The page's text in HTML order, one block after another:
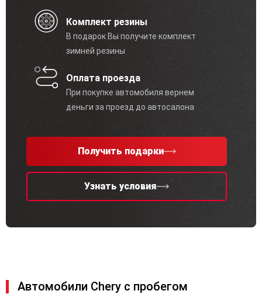
Комплект резины
В подарок Вы получите комплект
зимней резины
Оплата проезда
При покупке автомобиля вернем
деньги за проезд до автосалона
Получить подарки
Узнать условия
Автомобили Chery с пробегом